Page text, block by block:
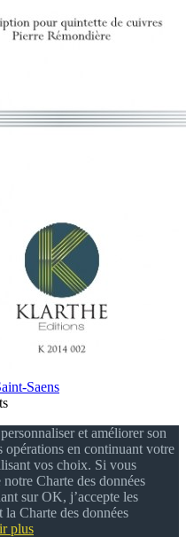
Saens
et améliorer son
en continuant votre
vos choix. Si vous
Charte des données
sur OK, j’accepte les
Charte des données
plus